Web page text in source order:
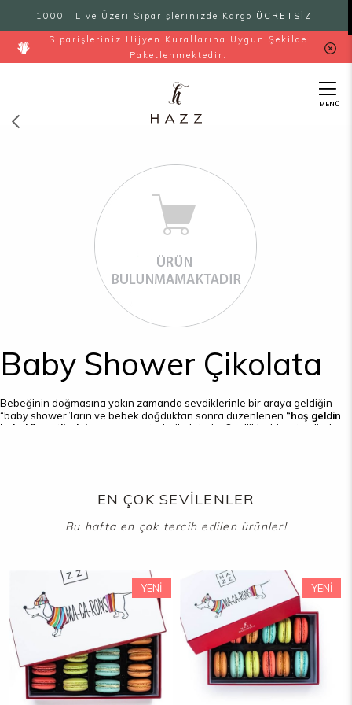
1000 TL ve Üzeri Siparişlerinizde Kargo ÜCRETSİZ!
Siparişleriniz Hijyen Kurallarına Uygun Şekilde
Paketlenmektedir.
MENÜ
Baby Shower Çikolata
Bebeğinin doğmasına yakın zamanda sevdiklerinle bir araya geldiğin
“baby shower”ların ve bebek doğduktan sonra düzenlenen “hoş geldin
bebek” partilerinin
en aranan tadı çikolatadır. Özellikle, bir usta elinden
Baby Shower Çikolataları
zamandasın demektir. Planlamalarını yaparak davetliler listesini
oluşturmaya başlayabilirsin. Hazz’ın ustalarının, sektörün önde gelen
Fransız, İsviçre ve Belçikalı çikolata üstatlarından elde ettiği bilgileri, Türk
damak tadı ile birleştirerek elde ettiği leziz baby shower çikolataları
önemli ikramlar arasında ilk sıraya oturtabilirsin. Bebeğine olan hislerini
en güzel şekilde ifade edecekkişiye özel baby shower çikolata çeşitleri
arasından kendine uygun olanına kolaylıkla karar vererek konuklarına
ikram etmen mümkün. Parti konseptine uygun olarak seçtiğin baby
shower kız bebek çikolatasıveya erkek bebek çikolatasından
oluşturacağın bir sürprizle, tüm dostlarına bebeğin cinsiyetini o gün
EN ÇOK SEVİLENLER
YENI
ÜRÜN
YENI